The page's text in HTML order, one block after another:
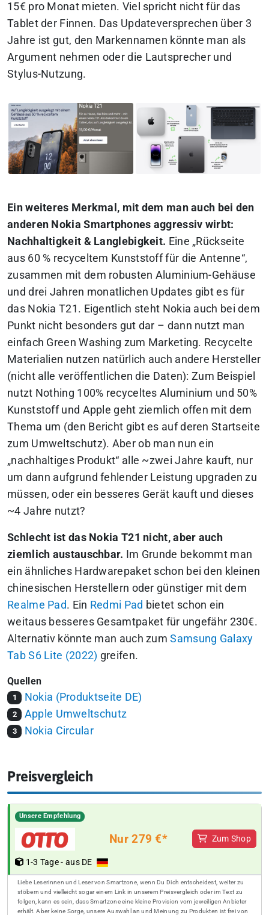
15€ pro Monat mieten. Viel spricht nicht für das
Tablet der Finnen. Das Updateversprechen über 3
Jahre ist gut, den Markennamen könnte man als
Argument nehmen oder die Lautsprecher und
Stylus-Nutzung.
Ein weiteres Merkmal, mit dem man auch bei den
anderen Nokia Smartphones aggressiv wirbt:
Nachhaltigkeit & Langlebigkeit. Eine „Rückseite
aus 60 % recyceltem Kunststoff für die Antenne“,
zusammen mit dem robusten Aluminium-Gehäuse
und drei Jahren monatlichen Updates gibt es für
das Nokia T21. Eigentlich steht Nokia auch bei dem
Punkt nicht besonders gut dar – dann nutzt man
einfach Green Washing zum Marketing. Recycelte
Materialien nutzen natürlich auch andere Hersteller
(nicht alle veröffentlichen die Daten): Zum Beispiel
nutzt Nothing 100% recyceltes Aluminium und 50%
Kunststoff und Apple geht ziemlich offen mit dem
Thema um (den Bericht gibt es auf deren Startseite
zum Umweltschutz). Aber ob man nun ein
„nachhaltiges Produkt“ alle ~zwei Jahre kauft, nur
um dann aufgrund fehlender Leistung upgraden zu
müssen, oder ein besseres Gerät kauft und dieses
~4 Jahre nutzt?
Schlecht ist das Nokia T21 nicht, aber auch
ziemlich austauschbar. Im Grunde bekommt man
ein ähnliches Hardwarepaket schon bei den kleinen
chinesischen Herstellern oder günstiger mit dem
Realme Pad. Ein Redmi Pad bietet schon ein
weitaus besseres Gesamtpaket für ungefähr 230€.
Alternativ könnte man auch zumSamsung Galaxy
Tab S6 Lite (2022) greifen.
Quellen
1 Nokia (Produktseite DE)
2 Apple Umweltschutz
3 Nokia Circular
Preisvergleich
Unsere Empfehlung
Nur 279 €* Zum Shop
1-3 Tage - aus DE
Liebe Leserinnen und Leser von Smartzone, wenn Du Dich entscheidest, weiter zu
stöbern und vielleicht sogar einem Link in unserem Preisvergleich oder im Text zu
folgen, kann es sein, dass Smartzone eine kleine Provision vom jeweiligen Anbieter
erhält. Aber keine Sorge, unsere Auswahl an und Meinung zu Produkten ist frei von